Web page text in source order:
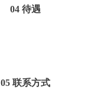
04 待遇
05 联系方式